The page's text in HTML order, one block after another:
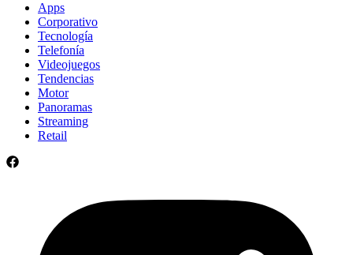
Apps
Corporativo
Tecnología
Telefonía
Videojuegos
Tendencias
Motor
Panoramas
Streaming
Retail